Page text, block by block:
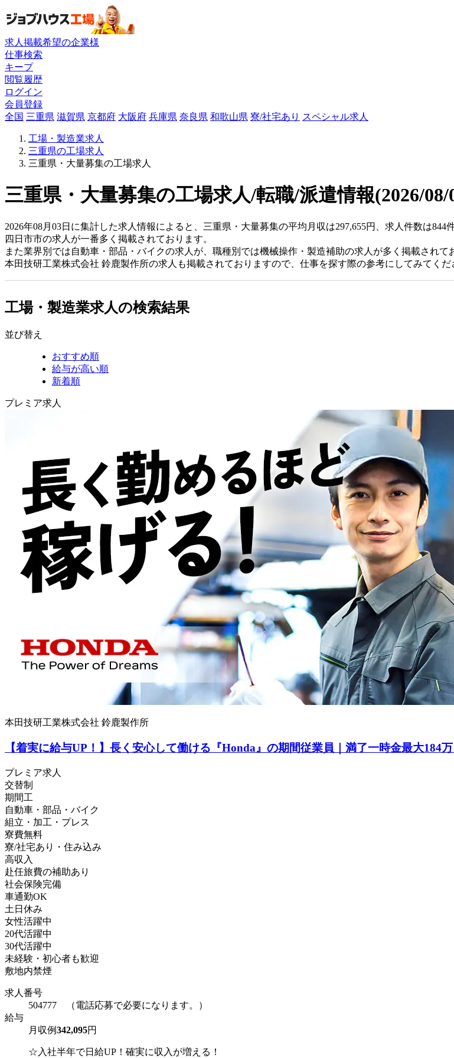
求人掲載希望の企業様
仕事検索
キープ
閲覧履歴
ログイン
会員登録
全国 三重県 滋賀県 京都府 大阪府 兵庫県 奈良県 和歌山県 寮/社宅あり スペシャル求人
工場・製造業求人
三重県の工場求人
三重県・大量募集の工場求人
三重県・大量募集の工場求人/転職/派遣情報(2026/
2026年08月03日に集計した求人情報によると、三重県・大量募集の平均月収は297,655円、求人件数は844
四日市市の求人が一番多く掲載されております。
また業界別では自動車・部品・バイクの求人が、職種別では機械操作・製造補助の求人が多く掲載されて
本田技研工業株式会社 鈴鹿製作所の求人も掲載されておりますので、仕事を探す際の参考にしてみてくだ
工場・製造業求人の検索結果
並び替え
おすすめ順
給与が高い順
新着順
プレミア求人
本田技研工業株式会社 鈴鹿製作所
【着実に給与UP！】長く安心して働ける『Honda』の期間従業員｜満了一時金最大184
プレミア求人
交替制
期間工
自動車・部品・バイク
組立・加工・プレス
寮費無料
寮/社宅あり・住み込み
高収入
赴任旅費の補助あり
社会保険完備
車通勤OK
土日休み
女性活躍中
20代活躍中
30代活躍中
未経験・初心者も歓迎
敷地内禁煙
求人番号
504777 （電話応募で必要になります。）
給与
月収例342,095円
☆入社半年で日給UP！確実に収入が増える！